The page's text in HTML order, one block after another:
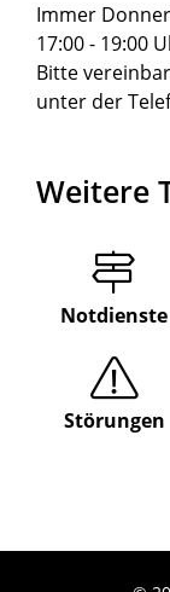
Immer
17:00 - 19:00
Bitte
unter der
Weitere
Notdienste
Störungen